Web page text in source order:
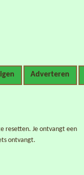
Adverteren
resetten. Je ontvangt een
ontvangt.